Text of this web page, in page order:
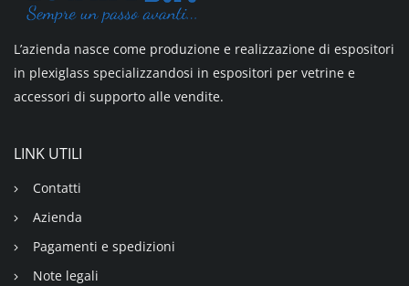
L’azienda nasce come produzione e realizzazione di espositori
in plexiglass specializzandosi in espositori per vetrine e
accessori di supporto alle vendite.
LINK UTILI
Contatti
Azienda
Pagamenti e spedizioni
Note legali